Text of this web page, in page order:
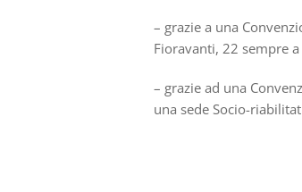
– grazie a una
Fioravanti, 22 sempre
– grazie ad una
una sede Socio-